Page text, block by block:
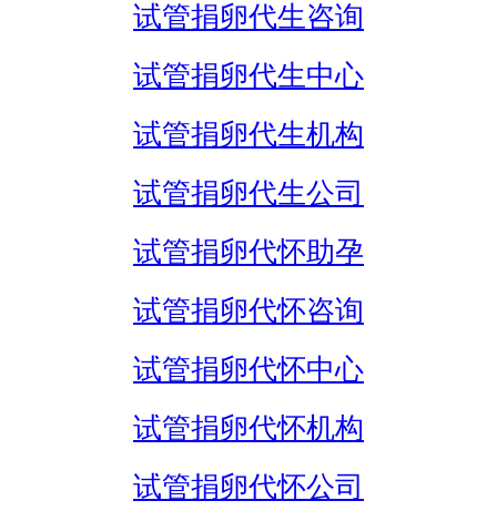
试管捐卵代生咨询
试管捐卵代生中心
试管捐卵代生机构
试管捐卵代生公司
试管捐卵代怀助孕
试管捐卵代怀咨询
试管捐卵代怀中心
试管捐卵代怀机构
试管捐卵代怀公司